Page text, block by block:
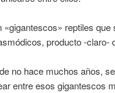
«gigantescos» reptiles
producto -claro-
no hace muchos años,
entre esos gigantescos